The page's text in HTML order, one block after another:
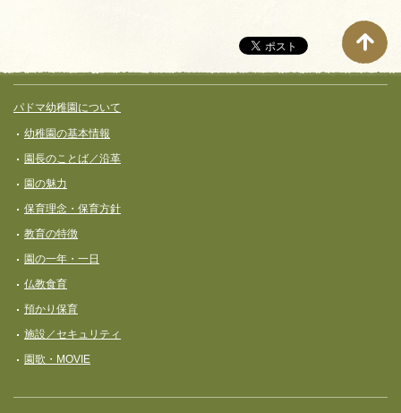
ペ
ー
ジ
ナ
ビ
ゲ
ー
シ
ョ
ン
フッターコンテンツ
パドマ幼稚園について
幼稚園の基本情報
園長のことば／沿革
園の魅力
保育理念・保育⽅針
教育の特徴
園の一年・一日
仏教食育
預かり保育
施設／セキュリティ
園歌・MOVIE